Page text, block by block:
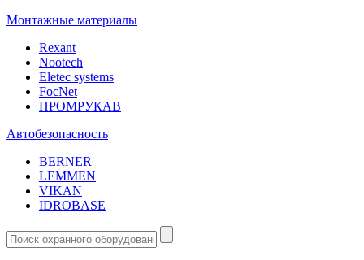
Монтажные материалы
Rexant
Nootech
Eletec systems
FocNet
ПРОМРУКАВ
Автобезопасность
BERNER
LEMMEN
VIKAN
IDROBASE